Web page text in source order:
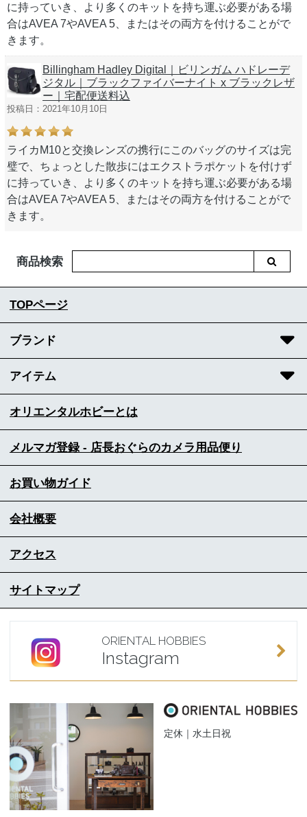
に持っていき、より多くのキットを持ち運ぶ必要がある場
合はAVEA 7やAVEA 5、またはその両方を付けることがで
きます。
Billingham Hadley Digital｜ビリンガム ハドレーデ
ジタル｜ブラックファイバーナイト x ブラックレザ
ー｜宅配便送料込
投稿日：2021年10月10日
ライカM10と交換レンズの携行にこのバッグのサイズは完
璧で、ちょっとした散歩にはエクストラポケットを付けず
に持っていき、より多くのキットを持ち運ぶ必要がある場
合はAVEA 7やAVEA 5、またはその両方を付けることがで
きます。
商品検索
TOPページ
ブランド
アイテム
オリエンタルホビーとは
メルマガ登録 - 店長おぐらのカメラ用品便り
お買い物ガイド
会社概要
アクセス
サイトマップ
ORIENTAL HOBBIES
Instagram
定休｜水土日祝